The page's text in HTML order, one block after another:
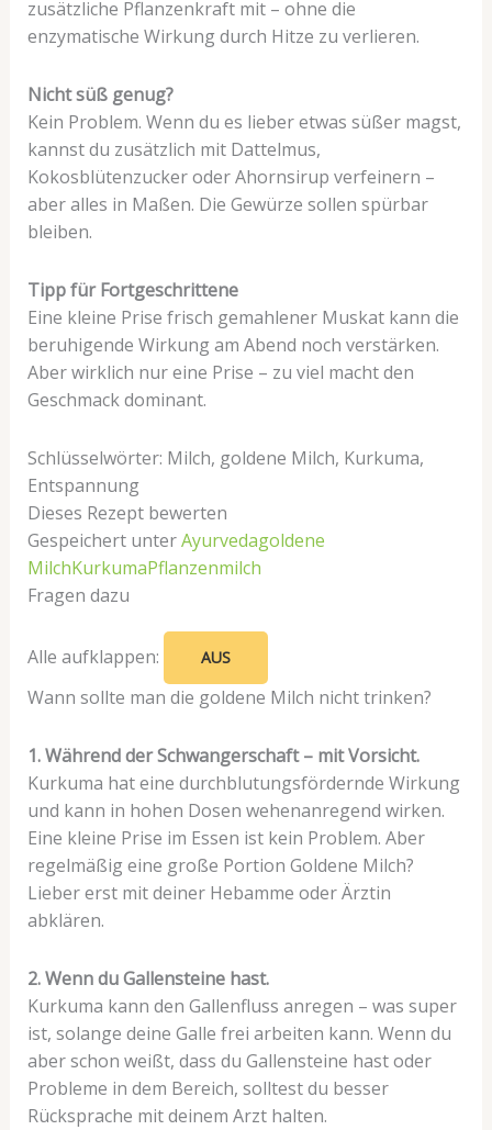
zusätzliche Pflanzenkraft mit – ohne die
enzymatische Wirkung durch Hitze zu verlieren.
Nicht süß genug?
Kein Problem. Wenn du es lieber etwas süßer magst,
kannst du zusätzlich mit Dattelmus,
Kokosblütenzucker oder Ahornsirup verfeinern –
aber alles in Maßen. Die Gewürze sollen spürbar
bleiben.
Tipp für Fortgeschrittene
Eine kleine Prise frisch gemahlener Muskat kann die
beruhigende Wirkung am Abend noch verstärken.
Aber wirklich nur eine Prise – zu viel macht den
Geschmack dominant.
Schlüsselwörter: Milch, goldene Milch, Kurkuma,
Entspannung
Dieses Rezept bewerten
Gespeichert unterAyurvedagoldene
MilchKurkumaPflanzenmilch
Fragen dazu
Alle aufklappen: AUS
Wann sollte man die goldene Milch nicht trinken?
1. Während der Schwangerschaft – mit Vorsicht.
Kurkuma hat eine durchblutungsfördernde Wirkung
und kann in hohen Dosen wehenanregend wirken.
Eine kleine Prise im Essen ist kein Problem. Aber
regelmäßig eine große Portion Goldene Milch?
Lieber erst mit deiner Hebamme oder Ärztin
abklären.
2. Wenn du Gallensteine hast.
Kurkuma kann den Gallenfluss anregen – was super
ist, solange deine Galle frei arbeiten kann. Wenn du
aber schon weißt, dass du Gallensteine hast oder
Probleme in dem Bereich, solltest du besser
Rücksprache mit deinem Arzt halten.